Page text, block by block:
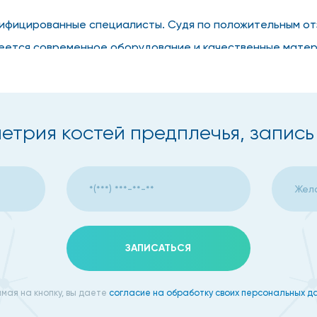
специалисты. Судя по положительным
современное оборудование и качественные
предплечья, чтобы стоимость диагностики вас
или оставить заявку на сайте.
костей
костей предплечья,
ЗАПИСАТЬСЯ
на кнопку, вы даете согласие на обработку своих персональных